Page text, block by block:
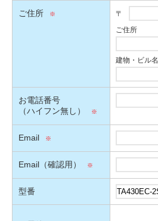
ご住所 〒
ご住所
建物・ビル名
お電話番号
（ハイフン無し）
Email
Email（確認用）
型番